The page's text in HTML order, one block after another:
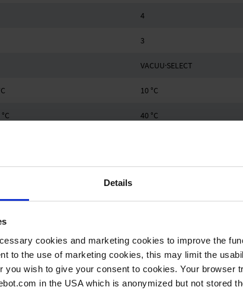
Details
cookies and marketing cookies to improve the
to the use of marketing cookies, this may limit the
you wish to give your consent to cookies. Your browser
in the USA which is anonymized but not stored
4
3
VACUU·SELECT
10 °C
40 °C
60 °C
Silencieux / G1/4"
0.53 kW